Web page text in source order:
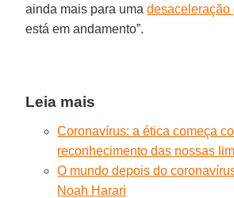
ainda mais para umadesaceleração
está em andamento”.
Leia mais
Coronavírus: a ética começa
reconhecimento das nossas
O mundo depois do
Noah Harari